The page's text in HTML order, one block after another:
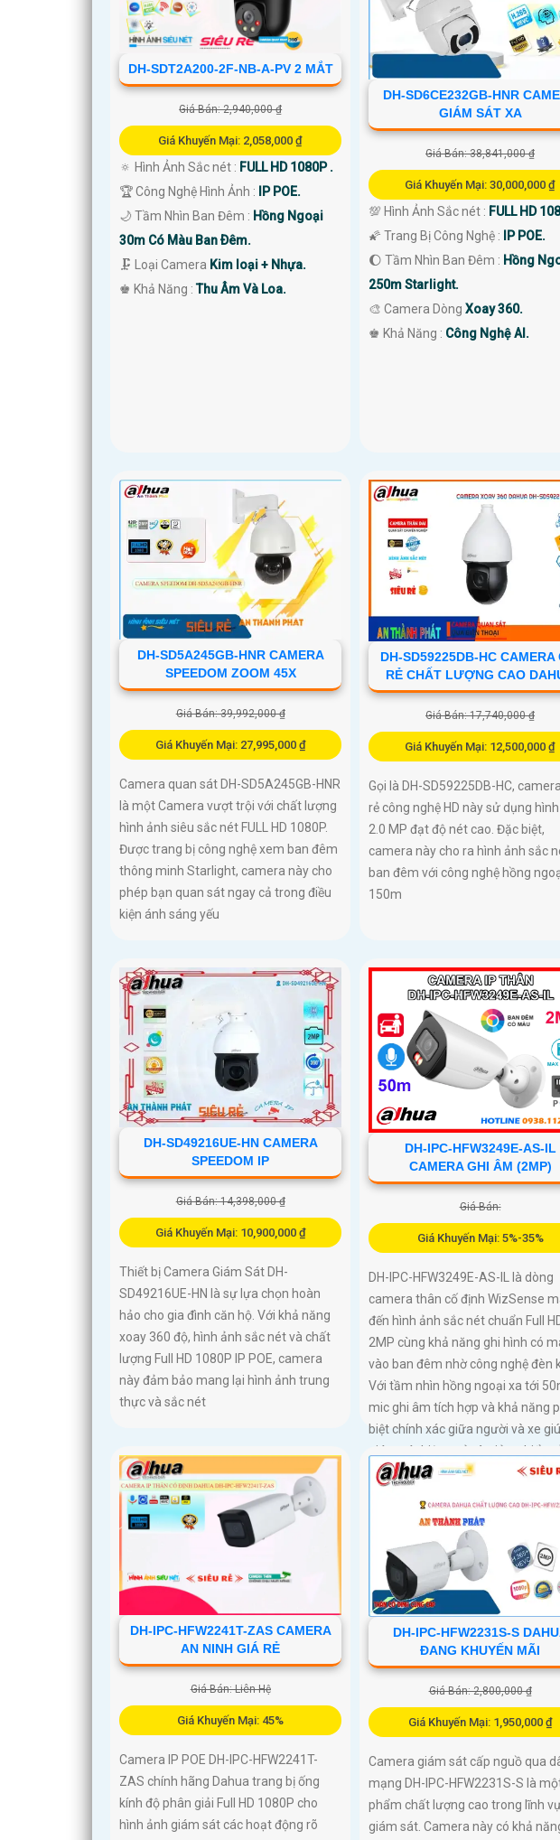
DH-SDT2A200-2F-NB-A-PV 2 MẮT
Giá Bán: 2,940,000 ₫
Giá Khuyến Mại: 2,058,000 ₫
🔅 Hình Ảnh Sắc nét : FULL HD 1080P .
🏆 Công Nghệ Hình Ảnh :
IP POE.
🌙 Tầm Nhìn Ban Đêm : Hồng Ngoại
30m Có Màu Ban Ðêm.
🗜️ Loại Camera Kim loại + Nhựa.
️♚ Khả Năng :Thu Âm Và Loa.
DH-SD6CE232GB-HNR
GIÁM SÁT XA
Giá Bán: 38,841,000 ₫
Giá Khuyến Mại: 30,000,000 ₫
💯 Hình Ảnh Sắc nét : FULL HD
🌠 Trang Bị Công Nghệ :
IP POE.
🌔 Tầm Nhìn Ban Đêm : Hồng
250m Starlight.
🎨 Camera DòngXoay 360.
️♚ Khả Năng : Công Nghệ AI.
DH-SD5A245GB-HNR CAMERA
SPEEDOM ZOOM 45X
Giá Bán: 39,992,000 ₫
Giá Khuyến Mại: 27,995,000 ₫
Camera quan sát DH-SD5A245GB-HNR
là một Camera vượt trội với chất lượng
hình ảnh siêu sắc nét FULL HD 1080P.
Được trang bị công nghệ xem ban đêm
thông minh Starlight, camera này cho
phép bạn quan sát ngay cả trong điều
kiện ánh sáng yếu
DH-SD59225DB-HC CAMERA
RẺ CHẤT LƯỢNG CAO
Giá Bán: 17,740,000 ₫
Giá Khuyến Mại: 12,500,000 ₫
Gọi là DH-SD59225DB-HC,
rẻ công nghệ HD này sử dụng
2.0 MP đạt độ nét cao. Đặc biệt,
camera này cho ra hình ảnh sắc
ban đêm với công nghệ hồng
150m
DH-SD49216UE-HN CAMERA
SPEEDOM IP
Giá Bán: 14,398,000 ₫
Giá Khuyến Mại: 10,900,000 ₫
Thiết bị Camera Giám Sát DH-
SD49216UE-HN là sự lựa chọn hoàn
hảo cho gia đình căn hộ. Với khả năng
xoay 360 độ, hình ảnh sắc nét và chất
lượng Full HD 1080P IP POE, camera
này đảm bảo mang lại hình ảnh trung
thực và sắc nét
DH-IPC-HFW3249E-AS-IL
CAMERA GHI ÂM (2MP)
Giá Bán:
Giá Khuyến Mại: 5%-35%
DH-IPC-HFW3249E-AS-IL là dòng
camera thân cố định WizSense
đến hình ảnh sắc nét chuẩn Full
2MP cùng khả năng ghi hình có
vào ban đêm nhờ công nghệ đèn
Với tầm nhìn hồng ngoại xa tới
mic ghi âm tích hợp và khả năng
biệt chính xác giữa người và xe
giám sát hiệu quả và giảm thiểu
báo giả, hỗ trợ khe thẻ nhớ lên
DH-IPC-HFW2241T-ZAS CAMERA
AN NINH GIÁ RẺ
Giá Bán: Liên Hệ
Giá Khuyến Mại: 45%
Camera IP POE DH-IPC-HFW2241T-
ZAS chính hãng Dahua trang bị ống
kính độ phân giải Full HD 1080P cho
hình ảnh giám sát các hoạt động rõ
DH-IPC-HFW2231S-S
ĐANG KHUYẾN MÃI
Giá Bán: 2,800,000 ₫
Giá Khuyến Mại: 1,950,000 ₫
Camera giám sát cấp nguồ qua
mạng DH-IPC-HFW2231S-S là
phẩm chất lượng cao trong lĩnh
giám sát. Camera này có khả